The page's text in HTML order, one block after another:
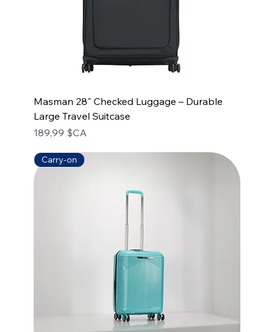
Masman 28" Checked Luggage – Durable
Large Travel Suitcase
Prix
189,99 $CA
Carry-on